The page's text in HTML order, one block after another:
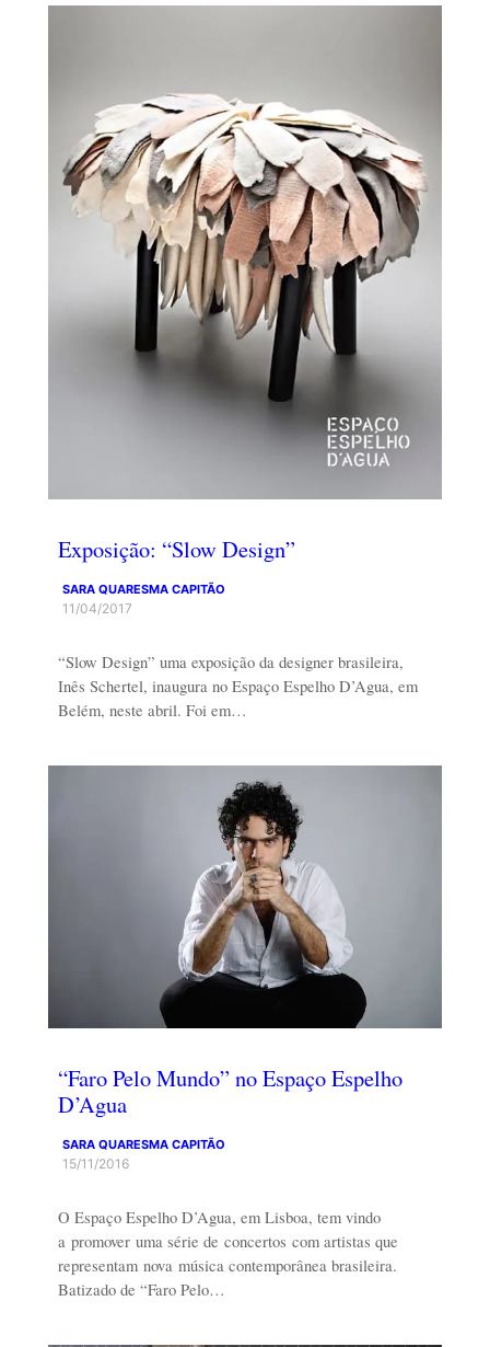
Exposição: “Slow Design”
SARA QUARESMA CAPITÃO
11/04/2017
“Slow Design” uma exposição da designer brasileira,
Inês Schertel, inaugura no Espaço Espelho D’Agua, em
Belém, neste abril. Foi em…
“Faro Pelo Mundo” no Espaço Espelho
D’Agua
SARA QUARESMA CAPITÃO
15/11/2016
O Espaço Espelho D’Agua, em Lisboa, tem vindo
a promover uma série de concertos com artistas que
representam nova música contemporânea brasileira.
Batizado de “Faro Pelo…